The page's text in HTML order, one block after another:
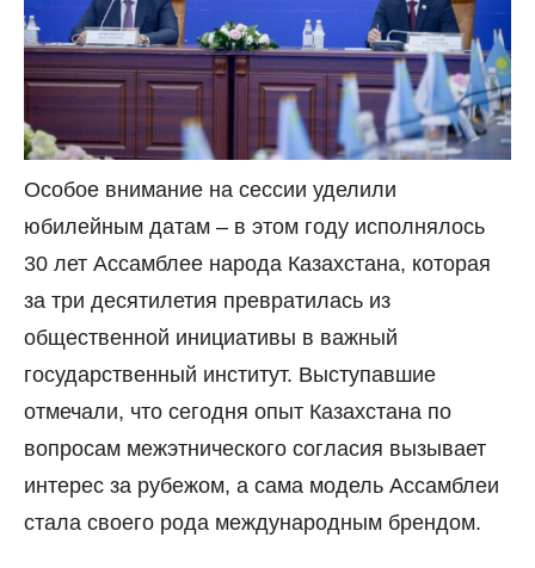
Особое внимание на сессии уделили
юбилейным датам – в этом году исполнялось
30 лет Ассамблее народа Казахстана, которая
за три десятилетия превратилась из
общественной инициативы в важный
государственный институт. Выступавшие
отмечали, что сегодня опыт Казахстана по
вопросам межэтнического согласия вызывает
интерес за рубежом, а сама модель Ассамблеи
стала своего рода международным брендом.